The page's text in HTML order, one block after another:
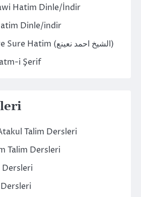
Hatim Dinle/İndir
Dinle/indir
Ahmed Naina Sure Sure Hatim (الشيخ احمد نعينع)
i Şerif
Talim Dersleri
Talim Dersleri
Dersleri